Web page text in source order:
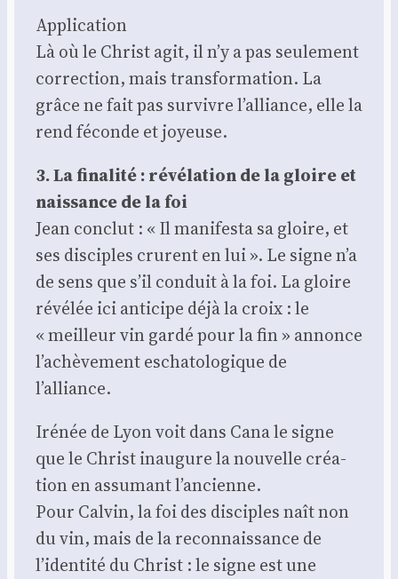
Appli­ca­tion
Là où le Christ agit, il n’y a pas seule­ment
cor­rec­tion, mais trans­for­ma­tion. La
grâce ne fait pas sur­vivre l’alliance, elle la
rend féconde et joyeuse.
3. La fina­li­té : révé­la­tion de la gloire et
nais­sance de la foi
Jean conclut : « Il mani­fes­ta sa gloire, et
ses dis­ciples crurent en lui ». Le signe n’a
de sens que s’il conduit à la foi. La gloire
révé­lée ici anti­cipe déjà la croix : le
« meilleur vin gar­dé pour la fin » annonce
l’achèvement escha­to­lo­gique de
l’alliance.
Iré­née de Lyon voit dans Cana le signe
que le Christ inau­gure la nou­velle créa­
tion en assu­mant l’ancienne.
Pour Cal­vin, la foi des dis­ciples naît non
du vin, mais de la recon­nais­sance de
l’identité du Christ : le signe est une